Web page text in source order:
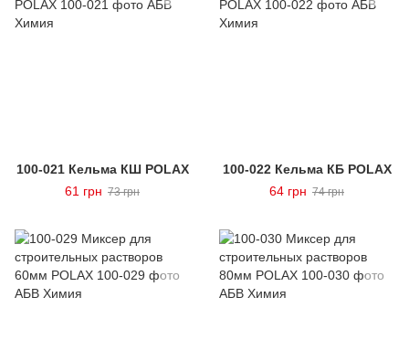
100-021 Кельма КШ POLAX
61 грн 73 грн
100-022 Кельма КБ POLAX
64 грн 74 грн